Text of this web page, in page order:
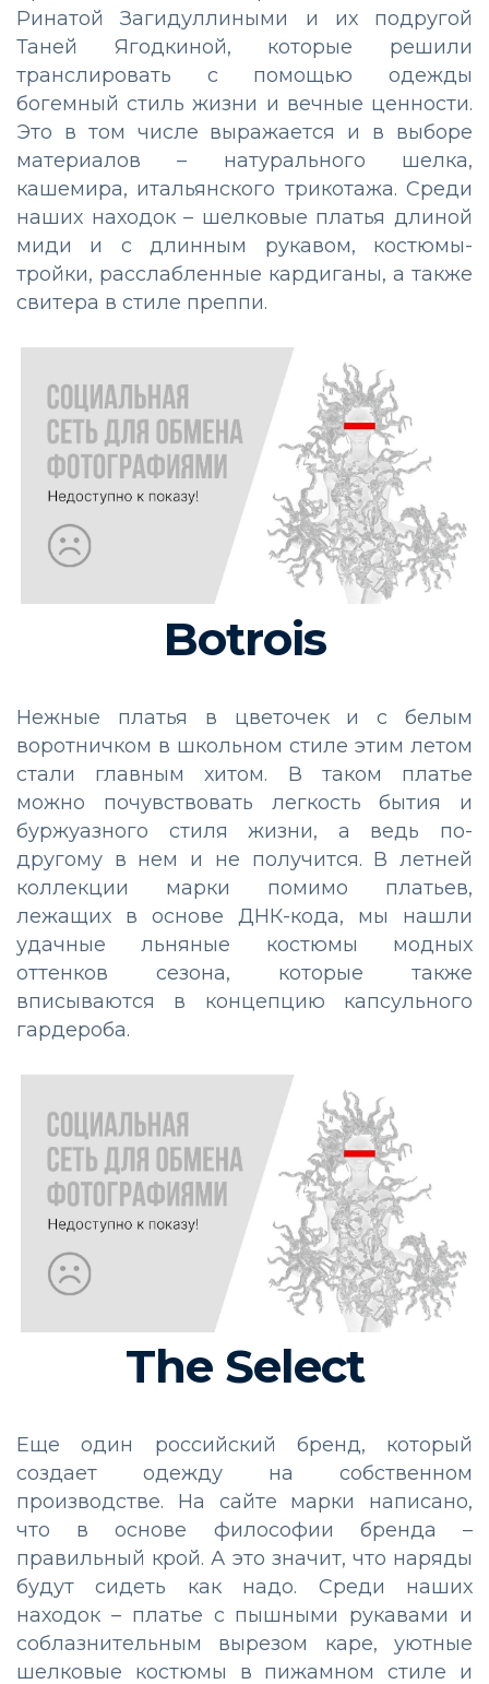
Ринатой Загидуллиными и их подругой
Таней Ягодкиной, которые решили
транслировать с помощью одежды
богемный стиль жизни и вечные ценности.
Это в том числе выражается и в выборе
материалов – натурального шелка,
кашемира, итальянского трикотажа. Среди
наших находок – шелковые платья длиной
миди и с длинным рукавом, костюмы-
тройки, расслабленные кардиганы, а также
свитера в стиле преппи.
Botrois
Нежные платья в цветочек и с белым
воротничком в школьном стиле этим летом
стали главным хитом. В таком платье
можно почувствовать легкость бытия и
буржуазного стиля жизни, а ведь по-
другому в нем и не получится. В летней
коллекции марки помимо платьев,
лежащих в основе ДНК-кода, мы нашли
удачные льняные костюмы модных
оттенков сезона, которые также
вписываются в концепцию капсульного
гардероба.
The Select
Еще один российский бренд, который
создает одежду на собственном
производстве. На сайте марки написано,
что в основе философии бренда –
правильный крой. А это значит, что наряды
будут сидеть как надо. Среди наших
находок – платье с пышными рукавами и
соблазнительным вырезом каре, уютные
шелковые костюмы в пижамном стиле и